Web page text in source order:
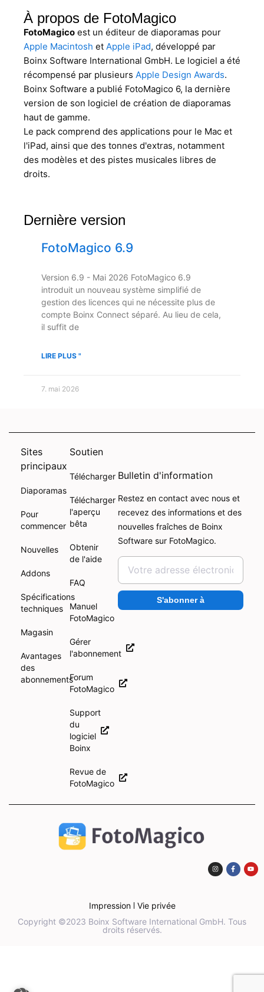
À propos de FotoMagico
FotoMagico est un éditeur de diaporamas pour
Apple Macintosh et Apple iPad, développé par
Boinx Software International GmbH. Le logiciel a été
récompensé par plusieurs Apple Design Awards.
Boinx Software a publié FotoMagico 6, la dernière
version de son logiciel de création de diaporamas
haut de gamme.
Le pack comprend des applications pour le Mac et
l'iPad, ainsi que des tonnes d'extras, notamment
des modèles et des pistes musicales libres de
droits.
Dernière version
FotoMagico 6.9
Version 6.9 - Mai 2026 FotoMagico 6.9
introduit un nouveau système simplifié de
gestion des licences qui ne nécessite plus de
compte Boinx Connect séparé. Au lieu de cela,
il suffit de
LIRE PLUS "
7. mai 2026
Sites
principaux
Diaporamas
Pour
commencer
Nouvelles
Addons
Spécifications
techniques
Magasin
Avantages
des
abonnements
Soutien
Télécharger
Télécharger
l'aperçu
bêta
Obtenir
de l'aide
FAQ
Manuel
FotoMagico
Gérer
l'abonnement
Forum
FotoMagico
Support
du
logiciel
Boinx
Revue de
FotoMagico
Bulletin d'information
Restez en contact avec nous et
recevez des informations et des
nouvelles fraîches de Boinx
Software sur FotoMagico.
S'abonner à
Impression
Vie privée
Copyright ©2023 Boinx Software International GmbH. Tous
droits réservés.